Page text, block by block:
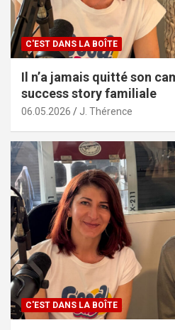
C'EST DANS LA BOÎTE
Il n’a jamais quitté son
success story familiale
06.05.2026 J. Thérence
C'EST DANS LA BOÎTE